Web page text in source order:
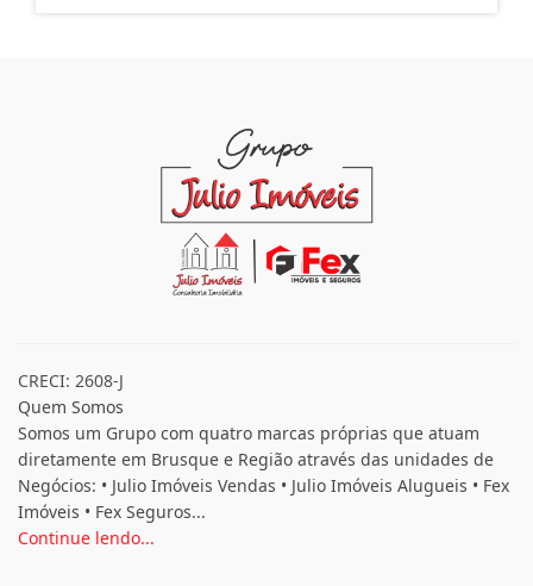
CRECI: 2608-J
Quem Somos
Somos um Grupo com quatro marcas próprias que atuam
diretamente em Brusque e Região através das unidades de
Negócios: • Julio Imóveis Vendas • Julio Imóveis Alugueis • Fex
Imóveis • Fex Seguros...
Continue lendo...